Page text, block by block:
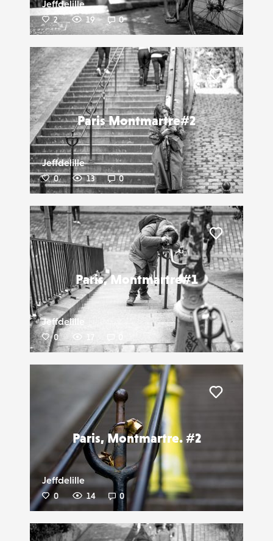
Jeffdelille
2 19 0
Paris Montmartre#2
Jeffdelille
0 13 0
Liker
Paris, Montmartre#1
Jeffdelille
0 17
Liker
Paris, Montmartre. #2
Jeffdelille
0 14 0